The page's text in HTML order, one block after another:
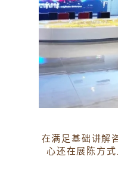
在满足基础讲
心还在展陈方